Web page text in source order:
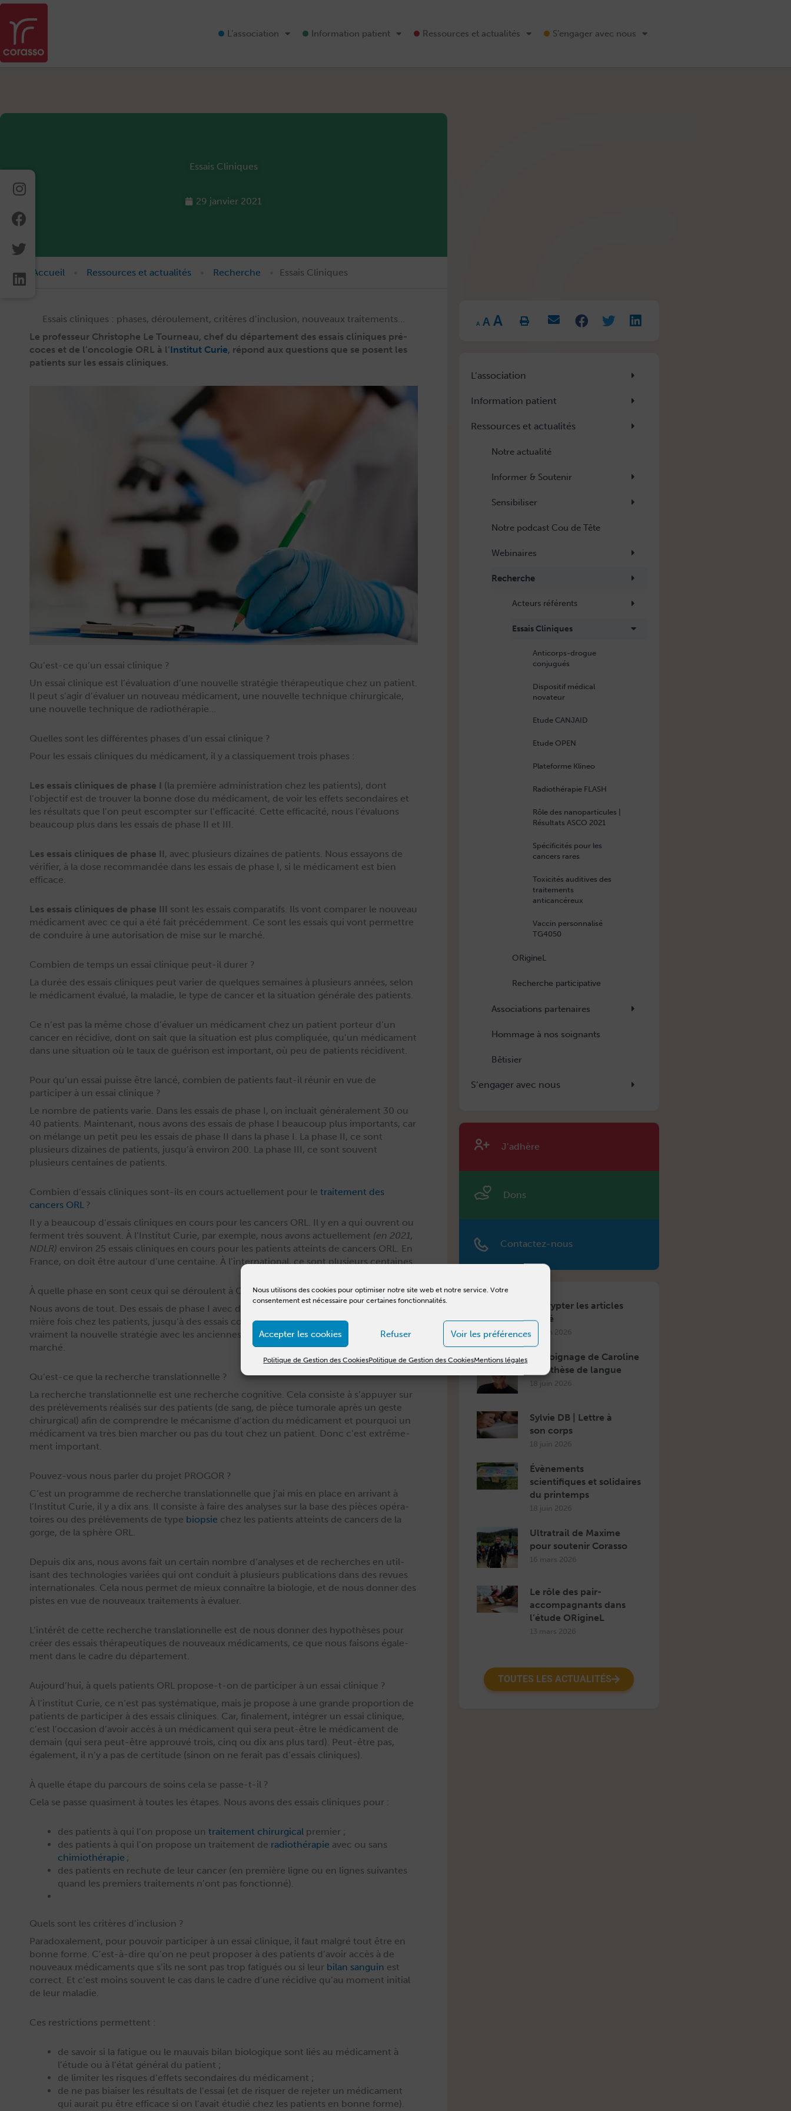
Nous utilisons des cookies pour optimiser notre site web et notre service. Votre
consentement est nécessaire pour certaines fonctionnalités.
Accepter les cookies Refuser Voir les préférences
Politique de Gestion des CookiesPolitique de Gestion des CookiesMentions légales
Aller
contenu
L’association Information patient Ressources et actualités S’engager avec nous
Instagram
Facebook
Twitter
Linkedin
Essais Cliniques
29 janvier 2021
Accueil Ressources et actualités Recherche Essais Cliniques
Essais cliniques : phases, déroulement, critères d’inclusion, nouveaux traitements…
Le pro­fesseur Christophe Le Tourneau, chef du départe­ment des essais clin­iques pré­
co­ces et de l’oncologie ORL à l’Insti­tut Curie, répond aux ques­tions que se posent les
patients sur les essais cliniques.
Qu’est-ce qu’un essai clinique ?
Un essai clin­ique est l’évaluation d’une nou­velle stratégie thérapeu­tique chez un patient.
Il peut s’agir d’évaluer un nou­veau médica­ment, une nou­velle tech­nique chirur­gi­cale,
une nou­velle tech­nique de radiothérapie…
Quelles sont les différentes phases d’un essai clinique ?
Pour les essais clin­iques du médica­ment, il y a clas­sique­ment trois phases :
Les essais clin­iques de phase I (la pre­mière admin­is­tra­tion chez les patients), dont
l’objectif est de trou­ver la bonne dose du médica­ment, de voir les effets sec­ondaires et
les résul­tats que l’on peut escompter sur l’efficacité. Cette effi­cac­ité, nous l’évaluons
beau­coup plus dans les essais de phase II et III.
Les essais clin­iques de phase II, avec plusieurs dizaines de patients. Nous essayons de
véri­fi­er, à la dose recom­mandée dans les essais de phase I, si le médica­ment est bien
efficace.
Les essais clin­iques de phase III sont les essais com­para­t­ifs. Ils vont com­par­er le nou­veau
médica­ment avec ce qui a été fait précédem­ment. Ce sont les essais qui vont per­me­t­tre
de con­duire à une autori­sa­tion de mise sur le marché.
Combien de temps un essai clinique peut-il durer ?
La durée des essais clin­iques peut vari­er de quelques semaines à plusieurs années, selon
le médica­ment éval­ué, la mal­adie, le type de can­cer et la sit­u­a­tion générale des patients.
Ce n’est pas la même chose d’évaluer un médica­ment chez un patient por­teur d’un
can­cer en récidive, dont on sait que la sit­u­a­tion est plus com­pliquée, qu’un médica­ment
dans une sit­u­a­tion où le taux de guéri­son est impor­tant, où peu de patients récidivent.
Pour qu’un essai puisse être lancé, combien de patients faut-il réunir en vue de
participer à un essai clinique ?
Le nom­bre de patients varie. Dans les essais de phase I, on inclu­ait générale­ment 30 ou
40 patients. Main­tenant, nous avons des essais de phase I beau­coup plus impor­tants, car
on mélange un petit peu les essais de phase II dans la phase I. La phase II, ce sont
plusieurs dizaines de patients, jusqu’à env­i­ron 200. La phase III, ce sont sou­vent
plusieurs cen­taines de patients.
Combien d’essais cliniques sont-ils en cours actuellement pour le traitement des
cancers ORL ?
Il y a beau­coup d’essais clin­iques en cours pour les can­cers ORL. Il y en a qui ouvrent ou
fer­ment très sou­vent. À l’Institut Curie, par exem­ple, nous avons actuelle­ment (en 2021,
NDLR) env­i­ron 25 essais clin­iques en cours pour les patients atteints de can­cers ORL. En
France, on doit être autour d’une cen­taine. À l’international, ce sont plusieurs centaines.
À quelle phase en sont ceux qui se déroulent à Curie en ce moment ?
Nous avons de tout. Des essais de phase I avec des médica­ments éval­ués pour la pre­
mière fois chez les patients, jusqu’à des essais com­para­t­ifs de phase III, où l’on com­pare
vrai­ment la nou­velle stratégie avec les anci­ennes avant l’autorisation de mise sur le
marché.
Qu’est-ce que la recherche translationnelle ?
La recherche trans­la­tion­nelle est une recherche cog­ni­tive. Cela con­siste à s’appuyer sur
des prélève­ments réal­isés sur des patients (de sang, de pièce tumorale après un geste
chirur­gi­cal) afin de com­pren­dre le mécan­isme d’action du médica­ment et pourquoi un
médica­ment va très bien marcher ou pas du tout chez un patient. Donc c’est extrême­
ment important.
Pouvez-vous nous parler du projet PROGOR ?
C’est un pro­gramme de recherche trans­la­tion­nelle que j’ai mis en place en arrivant à
l’Institut Curie, il y a dix ans. Il con­siste à faire des analy­ses sur la base des pièces opéra­
toires ou des prélève­ments de type biop­sie chez les patients atteints de can­cers de la
gorge, de la sphère ORL.
Depuis dix ans, nous avons fait un cer­tain nom­bre d’analyses et de recherch­es en util­
isant des tech­nolo­gies var­iées qui ont con­duit à plusieurs pub­li­ca­tions dans des revues
inter­na­tionales. Cela nous per­met de mieux con­naître la biolo­gie, et de nous don­ner des
pistes en vue de nou­veaux traite­ments à évaluer.
L’intérêt de cette recherche trans­la­tion­nelle est de nous don­ner des hypothès­es pour
créer des essais thérapeu­tiques de nou­veaux médica­ments, ce que nous faisons égale­
ment dans le cadre du département.
Aujourd’hui, à quels patients ORL propose-t-on de participer à un essai clinique ?
À l’institut Curie, ce n’est pas sys­té­ma­tique, mais je pro­pose à une grande pro­por­tion de
patients de par­ticiper à des essais clin­iques. Car, finale­ment, inté­gr­er un essai clin­ique,
c’est l’occasion d’avoir accès à un médica­ment qui sera peut-être le médica­ment de
demain (qui sera peut-être approu­vé trois, cinq ou dix ans plus tard). Peut-être pas,
égale­ment, il n’y a pas de cer­ti­tude (sinon on ne ferait pas d’essais cliniques).
À quelle étape du parcours de soins cela se passe-t-il ?
Cela se passe qua­si­ment à toutes les étapes. Nous avons des essais clin­iques pour :
des patients à qui l’on pro­pose un traite­ment chirur­gi­cal premier ;
des patients à qui l’on pro­pose un traite­ment de radio­thérapie avec ou sans
chimio­thérapie ;
des patients en rechute de leur can­cer (en pre­mière ligne ou en lignes suiv­antes
quand les pre­miers traite­ments n’ont pas fonctionné).
Quels sont les critères d’inclusion ?
Para­doxale­ment, pour pou­voir par­ticiper à un essai clin­ique, il faut mal­gré tout être en
bonne forme. C’est-à-dire qu’on ne peut pro­pos­er à des patients d’avoir accès à de
nou­veaux médica­ments que s’ils ne sont pas trop fatigués ou si leur bilan san­guin est
cor­rect. Et c’est moins sou­vent le cas dans le cadre d’une récidive qu’au moment ini­tial
de leur maladie.
Ces restric­tions permettent :
de savoir si la fatigue ou le mau­vais bilan biologique sont liés au médica­ment à
l’étude ou à l’état général du patient ;
de lim­iter les risques d’effets sec­ondaires du médicament ;
de ne pas biais­er les résul­tats de l’essai (et de ris­quer de rejeter un médica­ment
qui aurait pu être effi­cace si on l’avait étudié chez les patients en bonne forme).
A
Decrease
font
size.
A Reset
font
size.
A Increase
font
size.
L’association
Information patient
Ressources et actualités
Notre actualité
Informer & Soutenir
Sensibiliser
Notre podcast Cou de Tête
Webinaires
Recherche
Acteurs référents
Essais Cliniques
Anticorps-drogue
conjugués
Dispositif médical
novateur
Etude CANJAID
Etude OPEN
Plateforme Klineo
Radiothérapie FLASH
Rôle des nanoparticules |
Résultats ASCO 2021
Spécificités pour les
cancers rares
Toxicités auditives des
traitements
anticancéreux
Vaccin personnalisé
TG4050
ORigineL
Recherche participative
Associations partenaires
Hommage à nos soignants
Bêtisier
S’engager avec nous
J’adhère
Dons
Contactez-nous
Décrypter les articles
santé
22 juin 2026
Témoignage de Caroline
| Prothèse de langue
18 juin 2026
Sylvie DB | Lettre à
son corps
18 juin 2026
Évènements
scientifiques et solidaires
du printemps
18 juin 2026
Ultratrail de Maxime
pour soutenir Corasso
16 mars 2026
Le rôle des pair-
accompagnants dans
l’étude ORigineL
13 mars 2026
TOUTES LES ACTUALITÉS